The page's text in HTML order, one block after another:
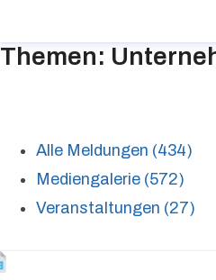
Themen:
Alle Meldungen (434)
Mediengalerie (572)
Veranstaltungen (27)